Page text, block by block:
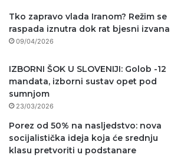
Tko zapravo vlada Iranom? Režim se
raspada iznutra dok rat bjesni izvana
09/04/2026
IZBORNI ŠOK U SLOVENIJI: Golob -12
mandata, izborni sustav opet pod
sumnjom
23/03/2026
Porez od 50% na nasljedstvo: nova
socijalistička ideja koja će srednju
klasu pretvoriti u podstanare